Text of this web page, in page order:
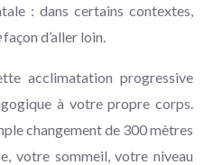
: dans certains contextes,
façon d’aller loin.
acclimatation progressive
à votre propre corps.
changement de 300 mètres
votre sommeil, votre niveau